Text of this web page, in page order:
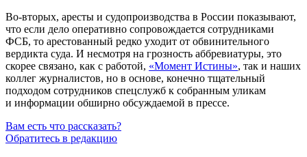
Во-вторых, аресты и судопроизводства в России показывают,
что если дело оперативно сопровождается сотрудниками
ФСБ, то арестованный редко уходит от обвинительного
вердикта суда. И несмотря на грозность аббревиатуры, это
скорее связано, как с работой, «Момент Истины», так и наших
коллег журналистов, но в основе, конечно тщательный
подходом сотрудников спецслужб к собранным уликам
и информации обширно обсуждаемой в прессе.
Вам есть что рассказать?
Обратитесь в редакцию